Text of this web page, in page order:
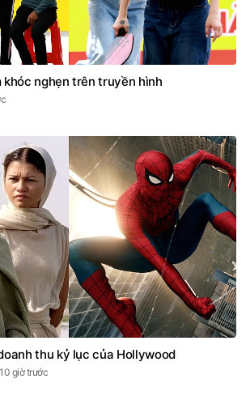
khóc nghẹn trên truyền hình
thu kỷ lục của Hollywood
10 giờ trước